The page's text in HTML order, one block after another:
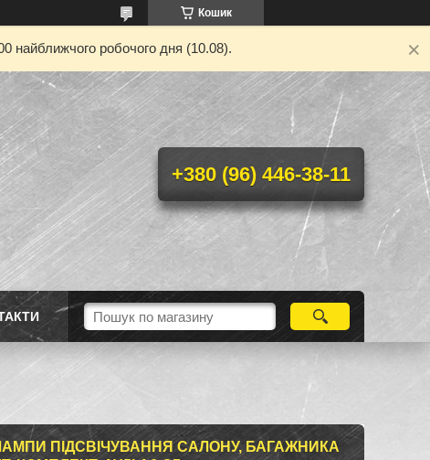
Кошик
найближчого робочого дня (10.08).
+380 (96) 446-38-11
ЛАМПИ ПІДСВІЧУВАННЯ САЛОНУ, БАГАЖНИКА